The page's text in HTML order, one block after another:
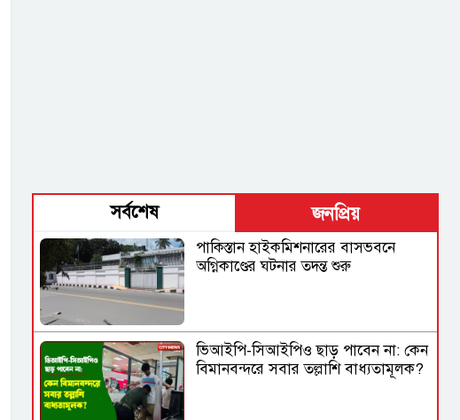
সর্বশেষ জনপ্রিয়
পাকিস্তান হাইকমিশনারের বাসভবনে
অগ্নিকাণ্ডের ঘটনার তদন্ত শুরু
ভিআইপি-সিআইপিও ছাড় পাবেন না: কেন
বিমানবন্দরে সবার তল্লাশি বাধ্যতামূলক?